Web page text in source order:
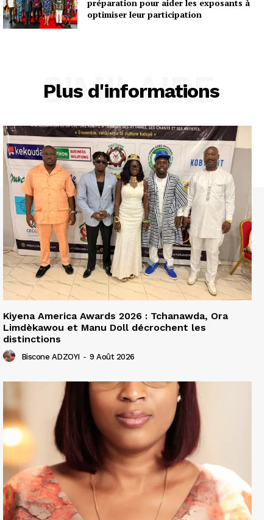
préparation pour aider les exposants à
optimiser leur participation
Plus d'informations
SIMILAIRE
Kiyena America Awards 2026 : Tchanawda, Ora
Limdèkawou et Manu Doll décrochent les
distinctions
Biscone ADZOYI - 9 Août 2026